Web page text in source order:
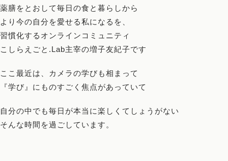
薬膳をとおして毎日の食と暮らしから
より今の自分を愛せる私になるを、
習慣化するオンラインコミュニティ
こしらえごと.Lab主宰の増子友紀子です
ここ最近は、カメラの学びも相まって
『学び』にものすごく焦点があっていて
自分の中でも毎日が本当に楽しくてしょうがない
そんな時間を過ごしています。